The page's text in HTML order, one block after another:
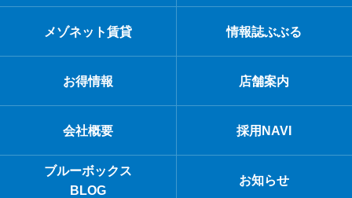
メゾネット賃貸 情報誌ぶぶる
お得情報 店舗案内
会社概要 採用NAVI
ブルーボックス
BLOG
お知らせ